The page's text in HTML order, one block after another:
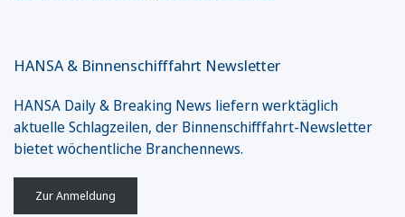
HANSA & Binnenschifffahrt Newsletter
HANSA Daily & Breaking News liefern werktäglich
aktuelle Schlagzeilen, der Binnenschifffahrt-Newsletter
bietet wöchentliche Branchennews.
Zur Anmeldung